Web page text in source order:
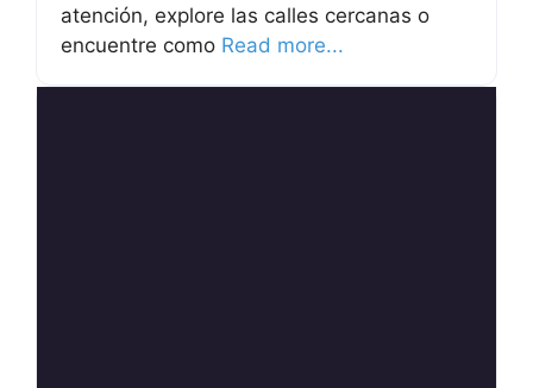
atención, explore las calles cercanas o
encuentre como Read more...